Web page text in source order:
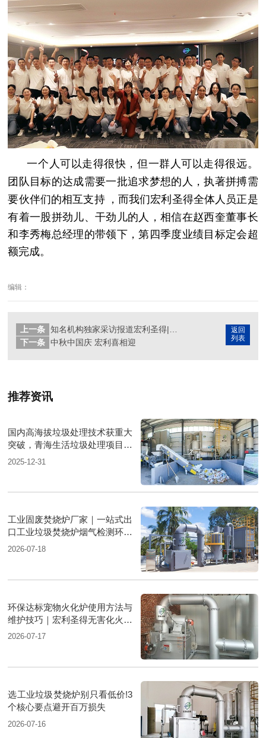
一个人可以走得很快，但一群人可以走得很远。
团队目标的达成需要一批追求梦想的人，执著拼搏需
要伙伴们的相互支持
， 而我们宏利圣得全体人员正是
有着一股拼劲儿、干劲儿的人，相信在赵西奎董事长
和李秀梅总经理的带领下，第四季度业绩目标定会超
额完成。
编辑：
返回
列表
上一条
下一条 中秋中国庆 宏利喜相迎
推荐资讯
国内高海拔垃圾处理技术获重大
突破，青海生活垃圾处理项目树
行业新标杆
2025-12-31
工业固废焚烧炉厂家｜一站式出
口工业垃圾焚烧炉烟气检测环保
达标
2026-07-18
环保达标宠物火化炉使用方法与
维护技巧｜宏利圣得无害化火化
设备科普
2026-07-17
选工业垃圾焚烧炉别只看低价!3
个核心要点避开百万损失
2026-07-16